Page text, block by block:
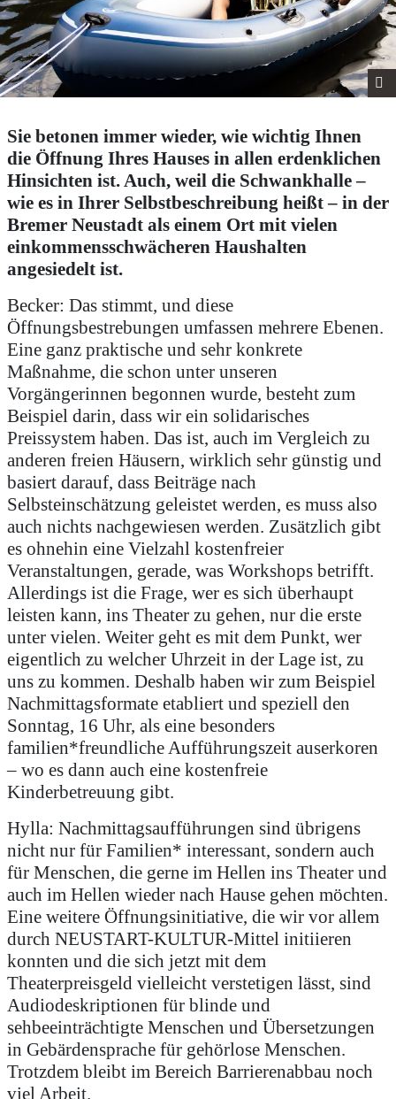
Sie betonen immer wieder, wie wichtig Ihnen
die Öffnung Ihres Hauses in allen erdenklichen
Hinsichten ist. Auch, weil die Schwankhalle –
wie es in Ihrer Selbstbeschreibung heißt – in der
Bremer Neustadt als einem Ort mit vielen
einkommensschwächeren Haushalten
angesiedelt ist.
Becker: Das stimmt, und diese
Öffnungsbestrebungen umfassen mehrere Ebenen.
Eine ganz praktische und sehr konkrete
Maßnahme, die schon unter unseren
Vorgängerinnen begonnen wurde, besteht zum
Beispiel darin, dass wir ein solidarisches
Preissystem haben. Das ist, auch im Vergleich zu
anderen freien Häusern, wirklich sehr günstig und
basiert darauf, dass Beiträge nach
Selbsteinschätzung geleistet werden, es muss also
auch nichts nachgewiesen werden. Zusätzlich gibt
es ohnehin eine Vielzahl kostenfreier
Veranstaltungen, gerade, was Workshops betrifft.
Allerdings ist die Frage, wer es sich überhaupt
leisten kann, ins Theater zu gehen, nur die erste
unter vielen. Weiter geht es mit dem Punkt, wer
eigentlich zu welcher Uhrzeit in der Lage ist, zu
uns zu kommen. Deshalb haben wir zum Beispiel
Nachmittagsformate etabliert und speziell den
Sonntag, 16 Uhr, als eine besonders
familien*freundliche Aufführungszeit auserkoren
– wo es dann auch eine kostenfreie
Kinderbetreuung gibt.
Hylla: Nachmittagsaufführungen sind übrigens
nicht nur für Familien* interessant, sondern auch
für Menschen, die gerne im Hellen ins Theater und
auch im Hellen wieder nach Hause gehen möchten.
Eine weitere Öffnungsinitiative, die wir vor allem
durch NEUSTART-KULTUR-Mittel initiieren
konnten und die sich jetzt mit dem
Theaterpreisgeld vielleicht verstetigen lässt, sind
Audiodeskriptionen für blinde und
sehbeeinträchtigte Menschen und Übersetzungen
in Gebärdensprache für gehörlose Menschen.
Trotzdem bleibt im Bereich Barrierenabbau noch
viel Arbeit.